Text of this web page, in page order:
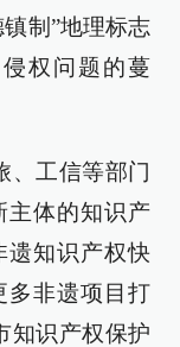
制”地理标志
权问题的蔓
、工信等部门
主体的知识产
遗知识产权快
多非遗项目打
知识产权保护